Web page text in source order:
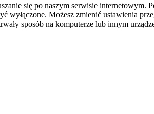
się po naszym serwisie
wyłączone. Możesz zmienić ustawienia
sposób na komputerze lub innym